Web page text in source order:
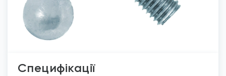
Специфікації